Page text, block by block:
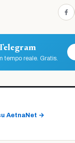
tempo reale. Gratis.
AetnaNet →